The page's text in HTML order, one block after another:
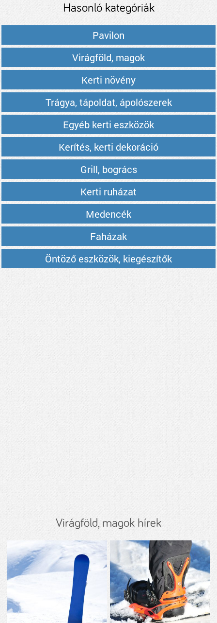
Hasonló kategóriák
Pavilon
Virágföld, magok
Kerti növény
Trágya, tápoldat, ápolószerek
Egyéb kerti eszközök
Kerítés, kerti dekoráció
Grill, bogrács
Kerti ruházat
Medencék
Faházak
Öntöző eszközök, kiegészítők
Virágföld, magok hírek